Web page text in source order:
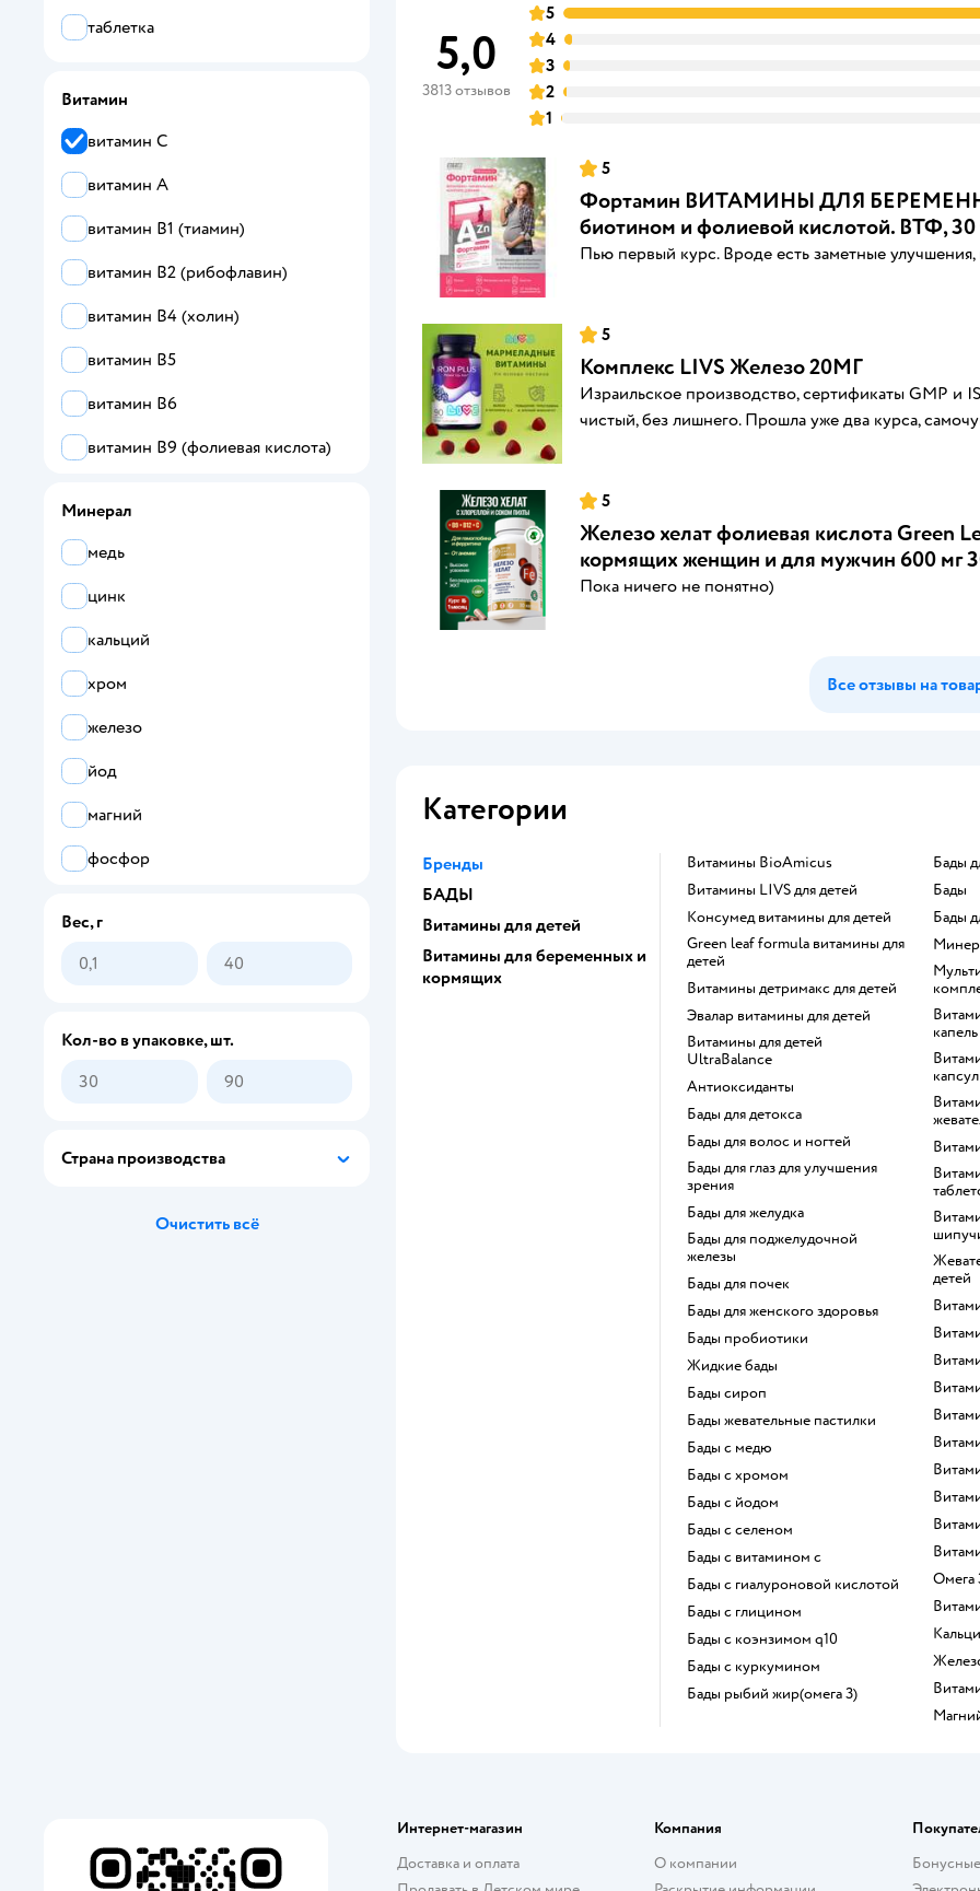
5,0
3813 отзывов
5
4
3
2
1
5
Фортамин ВИТАМИНЫ ДЛЯ
биотином и фолиевой кислотой. ВТФ, 30
Пью первый курс. Вроде есть заметные
5
Комплекс LIVS Железо 20МГ
Израильское производство, сертификаты GMP и
чистый, без лишнего. Прошла уже два курса,
5
Железо хелат фолиевая кислота Green
кормящих женщин и для мужчин 600 мг
Пока ничего не понятно)
Все отзывы на
Категории
Бренды
БАДЫ
Витамины для детей
Витамины для беременных и
кормящих
Витамины BioAmicus
Витамины LIVS для детей
Консумед витамины для детей
Green leaf formula витамины для
детей
Витамины детримакс для детей
Эвалар витамины для детей
Витамины для детей
UltraBalance
Антиоксиданты
Бады для детокса
Бады для волос и ногтей
Бады для глаз для улучшения
зрения
Бады для желудка
Бады для поджелудочной
железы
Бады для почек
Бады для женского здоровья
Бады пробиотики
Жидкие бады
Бады сироп
Бады жевательные пастилки
Бады с медю
Бады с хромом
Бады с йодом
Бады с селеном
Бады с витамином c
Бады с гиалуроновой кислотой
Бады с глицином
Бады с коэнзимом q10
Бады с куркумином
Бады рыбий жир(омега 3)
Бады
Бады
Бады
Мультивитамины и витаминные
Витамины для детей в виде
капель
Витамины для детей в виде
капсул
Витамины для детей в
Витамины для детей в виде
Витамины для детей в виде
Жевательные витамины для
детей
таблетка
Витамин
витамин C
витамин A
витамин B1 (тиамин)
витамин B2 (рибофлавин)
витамин B4 (холин)
витамин B5
витамин B6
витамин B9 (фолиевая кислота)
Минерал
медь
цинк
кальций
хром
железо
йод
магний
фосфор
Вес, г
Кол-во в упаковке, шт.
Страна производства
Очистить всё
Интернет-магазин
Доставка и оплата
Компания
О компании